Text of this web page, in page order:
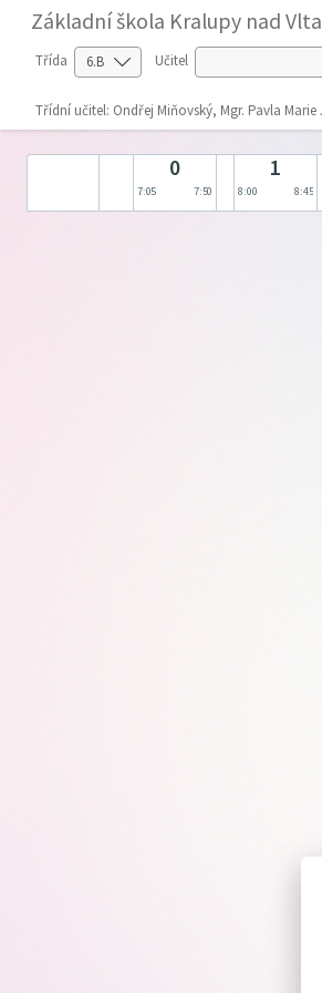
Základní škola Kralupy nad
Třída Učitel
Třídní učitel: Ondřej Miňovský, Mgr. Pavla
0
7:05 7:50
1
8:00 8:45